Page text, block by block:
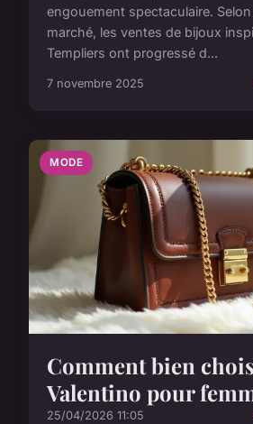
engouement spectaculaire.
marché, les ventes de bijoux
Templiers ont progressé d...
7 novembre 2025
MODE
Comment bien
Valentino pour
25/04/2026 11:05